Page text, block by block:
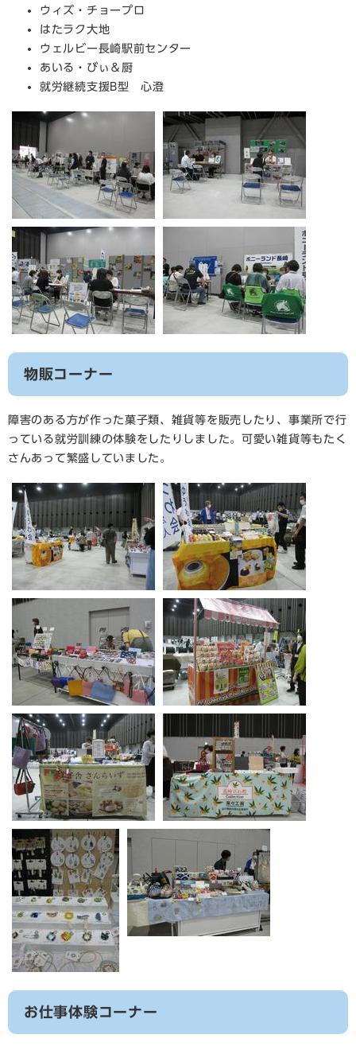
ウィズ・チョープロ
はたラク大地
ウェルビー長崎駅前センター
あいる・びぃ＆厨
就労継続支援B型 心澄
物販コーナー
障害のある方が作った菓子類、雑貨等を販売したり、事業所で行
っている就労訓練の体験をしたりしました。可愛い雑貨等もたく
さんあって繁盛していました。
お仕事体験コーナー